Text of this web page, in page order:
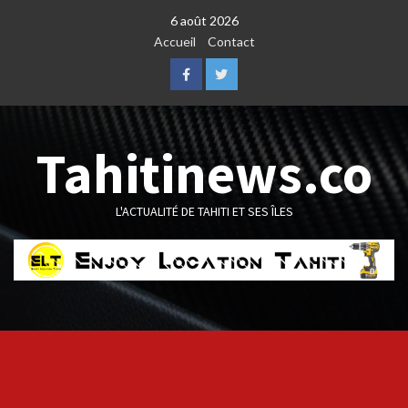
6 août 2026
Accueil
Contact
FacebookTwitter
Tahitinews.co
L'ACTUALITÉ DE TAHITI ET SES ÎLES